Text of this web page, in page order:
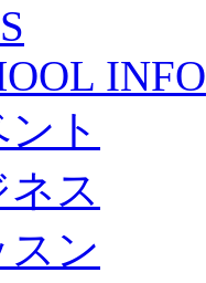
INFO
ト
ネス
スン